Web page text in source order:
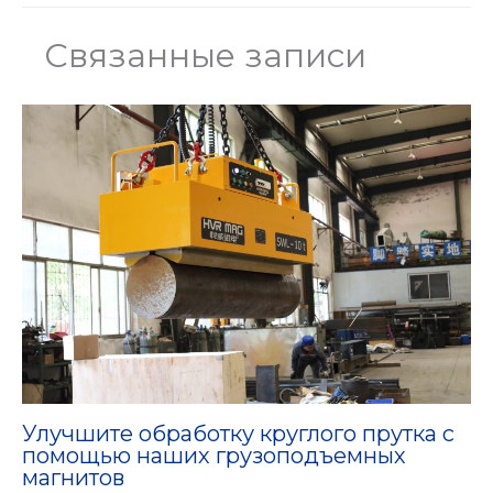
Связанные записи
Улучшите обработку круглого прутка с
помощью наших грузоподъемных
магнитов